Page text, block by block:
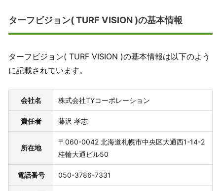
ターフビジョン( TURF VISION )の基本情報
ターフビジョン( TURF VISION )の基本情報は以下のよう
に記載されています。
会社名 株式会社TYコーポレーション
責任者 藤沢 孝志
所在地
〒060-0042 北海道札幌市中央区大通西1-14-2
桂輪大通ビル50
電話番号 050-3786-7331